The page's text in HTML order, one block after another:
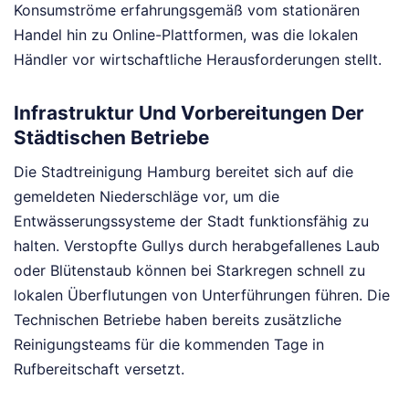
Konsumströme erfahrungsgemäß vom stationären
Handel hin zu Online-Plattformen, was die lokalen
Händler vor wirtschaftliche Herausforderungen stellt.
Infrastruktur Und Vorbereitungen Der
Städtischen Betriebe
Die Stadtreinigung Hamburg bereitet sich auf die
gemeldeten Niederschläge vor, um die
Entwässerungssysteme der Stadt funktionsfähig zu
halten. Verstopfte Gullys durch herabgefallenes Laub
oder Blütenstaub können bei Starkregen schnell zu
lokalen Überflutungen von Unterführungen führen. Die
Technischen Betriebe haben bereits zusätzliche
Reinigungsteams für die kommenden Tage in
Rufbereitschaft versetzt.